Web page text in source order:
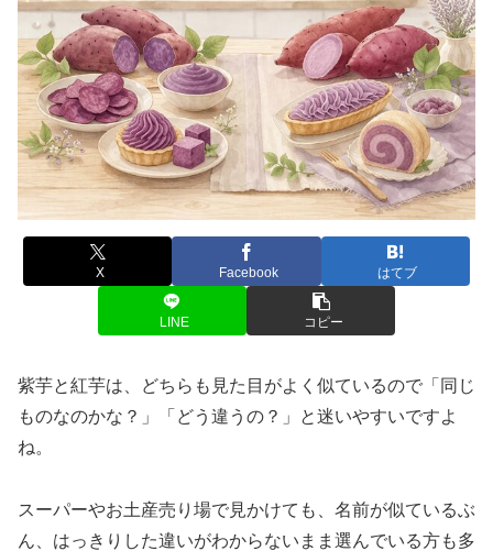
X Facebook はてブ
LINE コピー
紫芋と紅芋は、どちらも見た目がよく似ているので「同じ
ものなのかな？」「どう違うの？」と迷いやすいですよ
ね。
スーパーやお土産売り場で見かけても、名前が似ているぶ
ん、はっきりした違いがわからないまま選んでいる方も多